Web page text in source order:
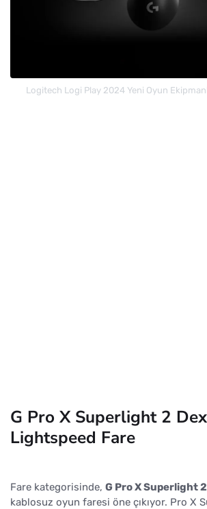
Logitech Logi Play 2024 Yeni Oyun
G Pro X Superlight 2 Dex
Lightspeed Fare
Fare kategorisinde, G Pro X Superlight
kablosuz oyun faresi öne çıkıyor. Pro X